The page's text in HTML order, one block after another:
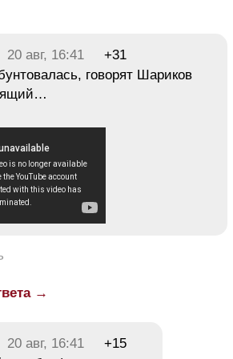
20 авг, 16:41
+31
говорят Шариков
→
20 авг, 16:41
+15